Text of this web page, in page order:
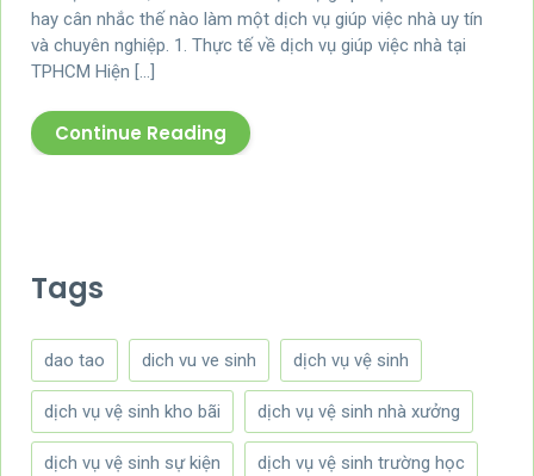
hay cân nhắc thế nào làm một dịch vụ giúp việc nhà uy tín
và chuyên nghiệp. 1. Thực tế về dịch vụ giúp việc nhà tại
TPHCM Hiện […]
Continue Reading
Tags
dao tao dich vu ve sinh dịch vụ vệ sinh
dịch vụ vệ sinh kho bãi dịch vụ vệ sinh nhà xưởng
dịch vụ vệ sinh sự kiện dịch vụ vệ sinh trường học